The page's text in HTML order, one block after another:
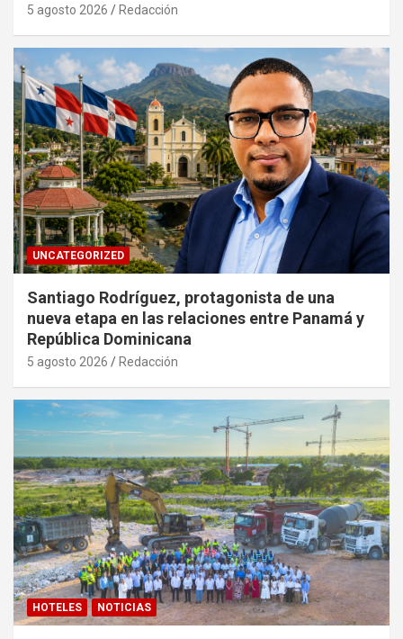
5 agosto 2026 Redacción
UNCATEGORIZED
Santiago Rodríguez, protagonista de una
nueva etapa en las relaciones entre Panamá y
República Dominicana
5 agosto 2026 Redacción
HOTELES NOTICIAS